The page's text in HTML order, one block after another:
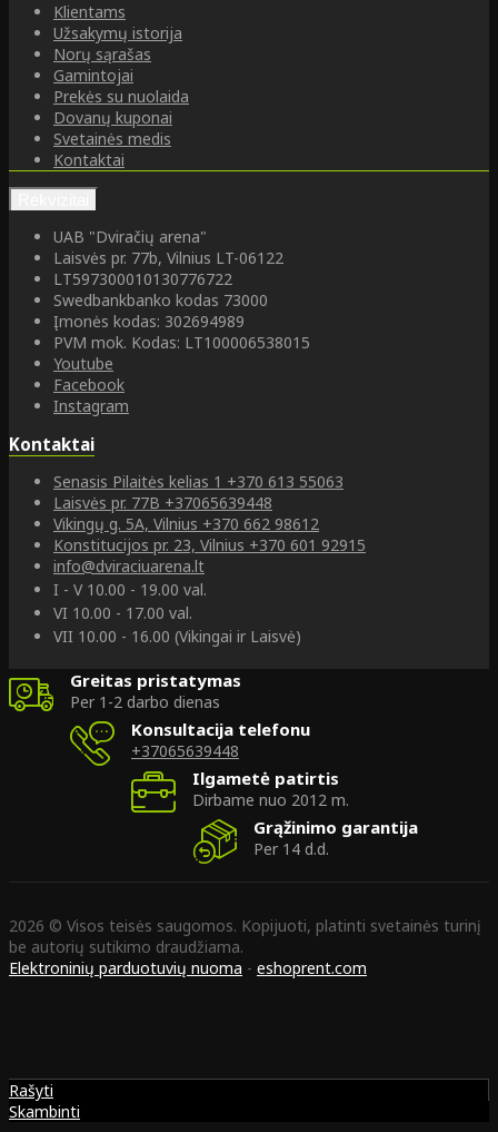
Klientams
Užsakymų istorija
Norų sąrašas
Gamintojai
Prekės su nuolaida
Dovanų kuponai
Svetainės medis
Kontaktai
UAB "Dviračių arena"
Laisvės pr. 77b, Vilnius LT-06122
LT597300010130776722
Swedbankbanko kodas 73000
Įmonės kodas: 302694989
PVM mok. Kodas: LT100006538015
Youtube
Facebook
Instagram
Kontaktai
Senasis Pilaitės kelias 1 +370 613 55063
Laisvės pr. 77B +37065639448
Vikingų g. 5A, Vilnius +370 662 98612
Konstitucijos pr. 23, Vilnius +370 601 92915
info@dviraciuarena.lt
I - V 10.00 - 19.00 val.
VI 10.00 - 17.00 val.
VII 10.00 - 16.00 (Vikingai ir Laisvė)
Greitas pristatymas
Per 1-2 darbo dienas
Konsultacija telefonu
+37065639448
Ilgametė patirtis
Dirbame nuo 2012 m.
Grąžinimo garantija
Per 14 d.d.
2026 © Visos teisės saugomos. Kopijuoti, platinti svetainės turinį
be autorių sutikimo draudžiama.
Elektroninių parduotuvių nuoma - eshoprent.com
Rašyti
Skambinti